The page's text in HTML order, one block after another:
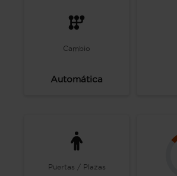
Cambio
Automática
Puertas / Plazas